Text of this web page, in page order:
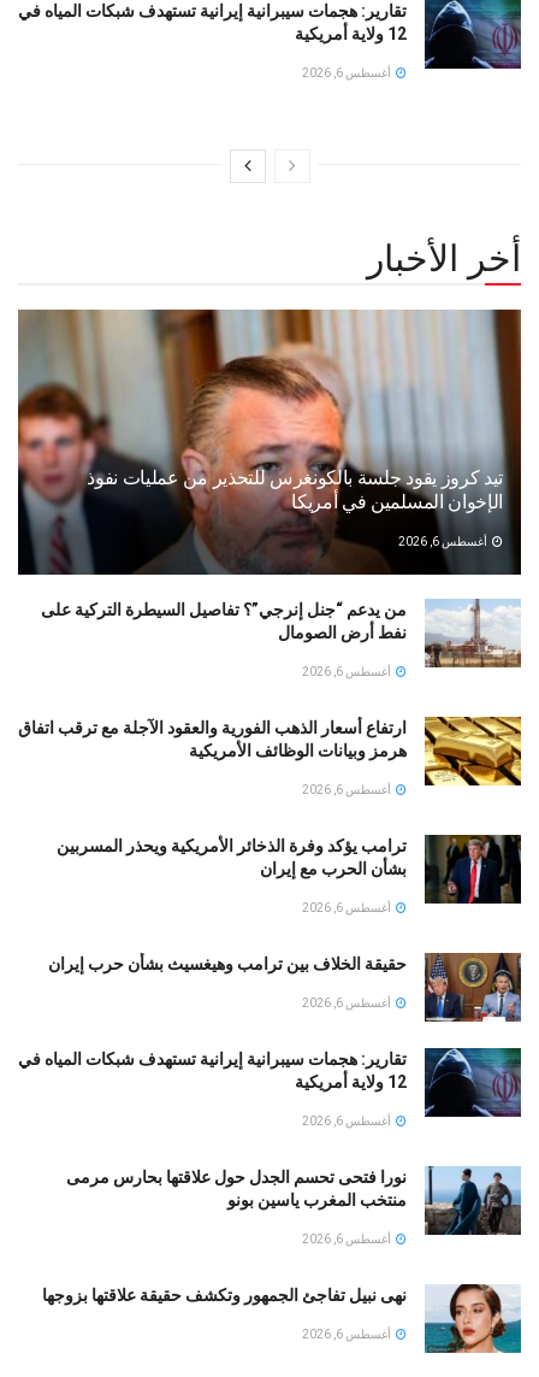
تقارير: هجمات سيبرانية إيرانية تستهدف شبكات المياه في
12 ولاية أمريكية
أغسطس 6, 2026
أخر الأخبار
تيد كروز يقود جلسة بالكونغرس للتحذير من عمليات نفوذ
الإخوان المسلمين في أمريكا
أغسطس 6, 2026
من يدعم “جنل إنرجي”؟ تفاصيل السيطرة التركية على
نفط أرض الصومال
أغسطس 6, 2026
ارتفاع أسعار الذهب الفورية والعقود الآجلة مع ترقب اتفاق
هرمز وبيانات الوظائف الأمريكية
أغسطس 6, 2026
ترامب يؤكد وفرة الذخائر الأمريكية ويحذر المسربين
بشأن الحرب مع إيران
أغسطس 6, 2026
حقيقة الخلاف بين ترامب وهيغسيث بشأن حرب إيران
أغسطس 6, 2026
تقارير: هجمات سيبرانية إيرانية تستهدف شبكات المياه في
12 ولاية أمريكية
أغسطس 6, 2026
نورا فتحى تحسم الجدل حول علاقتها بحارس مرمى
منتخب المغرب ياسين بونو ‏
أغسطس 6, 2026
نهى نبيل تفاجئ الجمهور وتكشف حقيقة علاقتها بزوجها
أغسطس 6, 2026